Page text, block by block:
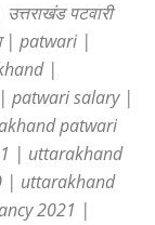
पटवारी
| patwari |
|
| patwari salary |
patwari
| uttarakhand
| uttarakhand
2021 |